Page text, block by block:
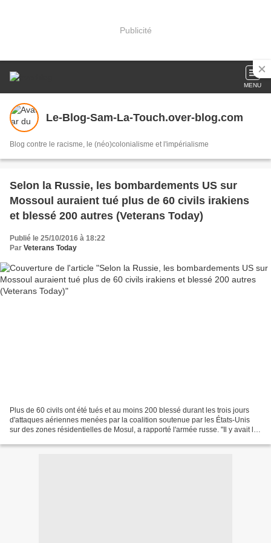
Publicité
MENU
Le-Blog-Sam-La-Touch.over-blog.com
Blog contre le racisme, le (néo)colonialisme et l'impérialisme
Selon la Russie, les bombardements US sur
Mossoul auraient tué plus de 60 civils irakiens
et blessé 200 autres (Veterans Today)
Publié le 25/10/2016 à 18:22
Par Veterans Today
Plus de 60 civils ont été tués et au moins 200 blessé durant les trois jours
d'attaques aériennes menées par la coalition soutenue par les États-Unis
sur des zones résidentielles de Mosul, a rapporté l'armée russe. "Il y avait les